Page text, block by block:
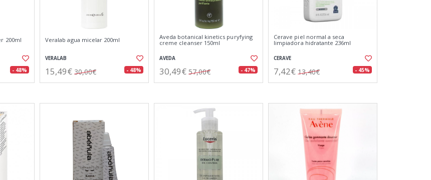
200ml
- 48%
Veralab agua micelar 200ml
VERALAB
15,49€ 30,00€ - 48%
Aveda botanical kinetics puryfying
creme cleanser 150ml
AVEDA
30,49€ 57,00€ - 47%
Cerave piel normal a seca
limpiadora hidratante 236ml
CERAVE
7,42€ 13,40€ - 45%